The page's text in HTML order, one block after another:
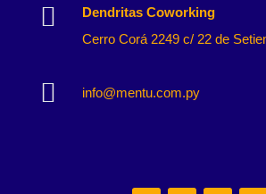

Dendritas Coworking
Cerro Corá 2249 c/ 22 de
 info@mentu.com.py